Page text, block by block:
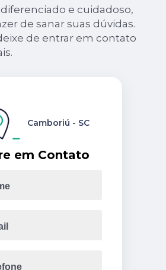
e cuidadoso,
de sanar suas dúvidas.
de entrar em contato
em Contato
Camboriú - SC